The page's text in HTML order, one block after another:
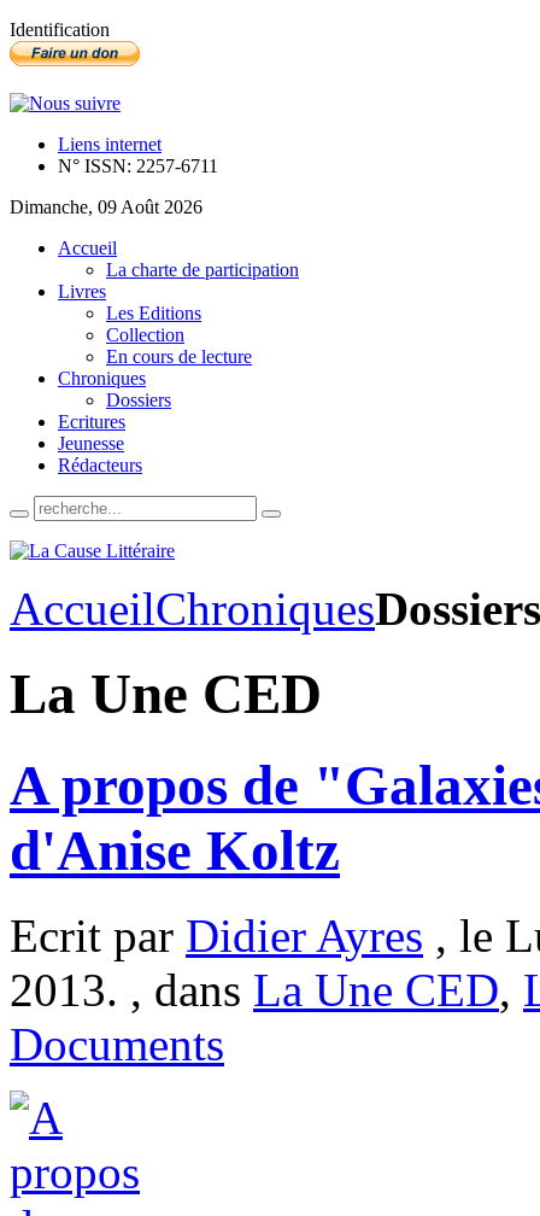
Identification
Liens internet
N° ISSN: 2257-6711
Dimanche, 09 Août 2026
Accueil
La charte de participation
Livres
Les Editions
Collection
En cours de lecture
Chroniques
Dossiers
Ecritures
Jeunesse
Rédacteurs
AccueilChroniquesDossiers
La Une CED
A propos de
d'Anise Koltz
Ecrit par Didier Ayres , le
2013. , dans La Une CED,
Documents